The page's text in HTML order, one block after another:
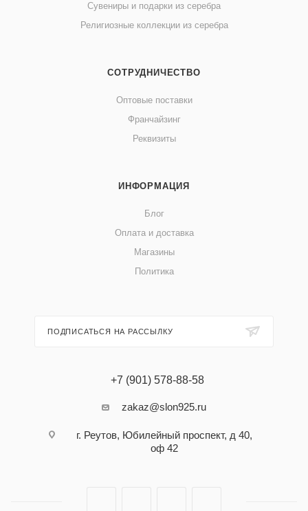
Сувениры и подарки из серебра
Религиозные коллекции из серебра
СОТРУДНИЧЕСТВО
Оптовые поставки
Франчайзинг
Реквизиты
ИНФОРМАЦИЯ
Блог
Оплата и доставка
Магазины
Политика
ПОДПИСАТЬСЯ НА РАССЫЛКУ
+7 (901) 578-88-58
zakaz@slon925.ru
г. Реутов, Юбилейный проспект, д 40,
оф 42